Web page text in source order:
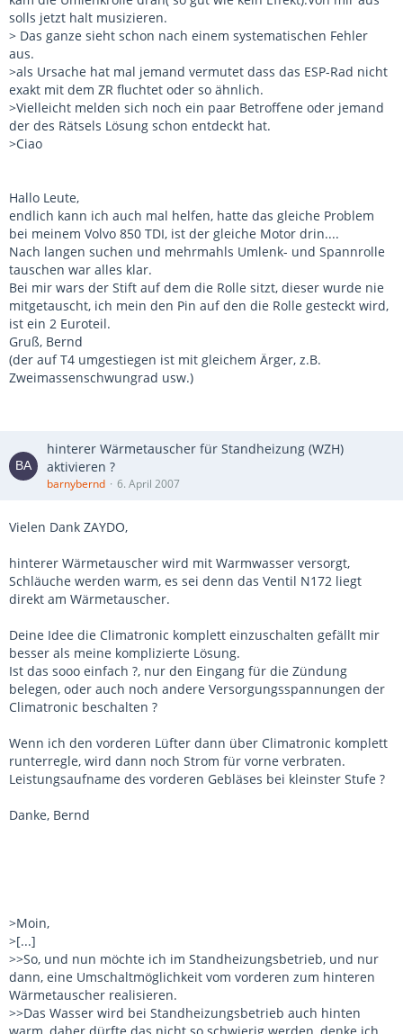
solls jetzt halt musizieren.
> Das ganze sieht schon nach einem systematischen Fehler
aus.
>als Ursache hat mal jemand vermutet dass das ESP-Rad nicht
exakt mit dem ZR fluchtet oder so ähnlich.
>Vielleicht melden sich noch ein paar Betroffene oder jemand
der des Rätsels Lösung schon entdeckt hat.
>Ciao
Hallo Leute,
endlich kann ich auch mal helfen, hatte das gleiche Problem
bei meinem Volvo 850 TDI, ist der gleiche Motor drin....
Nach langen suchen und mehrmahls Umlenk- und Spannrolle
tauschen war alles klar.
Bei mir wars der Stift auf dem die Rolle sitzt, dieser wurde nie
mitgetauscht, ich mein den Pin auf den die Rolle gesteckt wird,
ist ein 2 Euroteil.
Gruß, Bernd
(der auf T4 umgestiegen ist mit gleichem Ärger, z.B.
Zweimassenschwungrad usw.)
hinterer Wärmetauscher für Standheizung (WZH)
aktivieren ?
barnybernd 6. April 2007
Vielen Dank ZAYDO,
hinterer Wärmetauscher wird mit Warmwasser versorgt,
Schläuche werden warm, es sei denn das Ventil N172 liegt
direkt am Wärmetauscher.
Deine Idee die Climatronic komplett einzuschalten gefällt mir
besser als meine komplizierte Lösung.
Ist das sooo einfach ?, nur den Eingang für die Zündung
belegen, oder auch noch andere Versorgungsspannungen der
Climatronic beschalten ?
Wenn ich den vorderen Lüfter dann über Climatronic komplett
runterregle, wird dann noch Strom für vorne verbraten.
Leistungsaufname des vorderen Gebläses bei kleinster Stufe ?
Danke, Bernd
>Moin,
>[...]
>>So, und nun möchte ich im Standheizungsbetrieb, und nur
dann, eine Umschaltmöglichkeit vom vorderen zum hinteren
Wärmetauscher realisieren.
>>Das Wasser wird bei Standheizungsbetrieb auch hinten